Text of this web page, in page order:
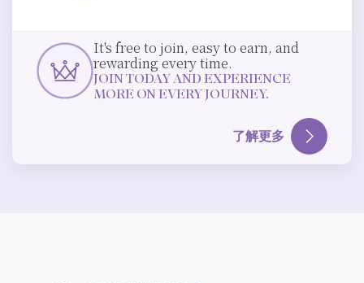
It's free to join, easy to earn, and
rewarding every time.
JOIN TODAY AND EXPERIENCE
MORE ON EVERY JOURNEY.
了解更多